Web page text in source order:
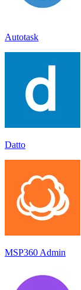
Autotask
Datto
MSP360 Admin